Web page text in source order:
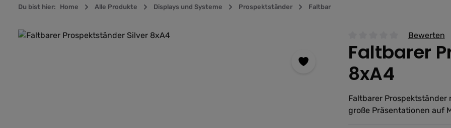
Du bist hier: Home Alle Produkte Displays und Systeme Prospektständer Faltbar
Bildergalerie überspringen
Durchschnittliche
Bewerten
Faltbarer
8xA4
Faltbarer
große Präsentationen auf